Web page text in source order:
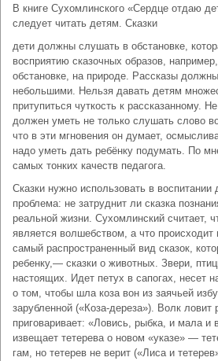
В книге Сухомлинского «Сердце отдаю
следует читать детям. Сказки
дети должны слушать в обстановке,
восприятию сказочных образов,
обстановке, на природе. Рассказы
небольшими. Нельзя давать детям
притупиться чуткость к рассказанному.
должен уметь не только слушать слово
что в эти мгновения он думает,
надо уметь дать ребёнку подумать. По
самых тонких качеств педагога.
Сказки нужно использовать в воспитании
проблема: не затруднит ли сказка
реальной жизни. Сухомлинский считает,
является волшебством, а что
самый распространенный вид сказок,
ребенку,— сказки о животных. Звери,
настоящих. Идет петух в сапогах, несет
о том, чтобы шла коза вон из заячьей
зарубленной («Коза-дереза»). Волк
приговаривает: «Ловись, рыбка, и мала и
извещает тетерева о новом «указе» —
гам, но тетерев не верит («Лиса и